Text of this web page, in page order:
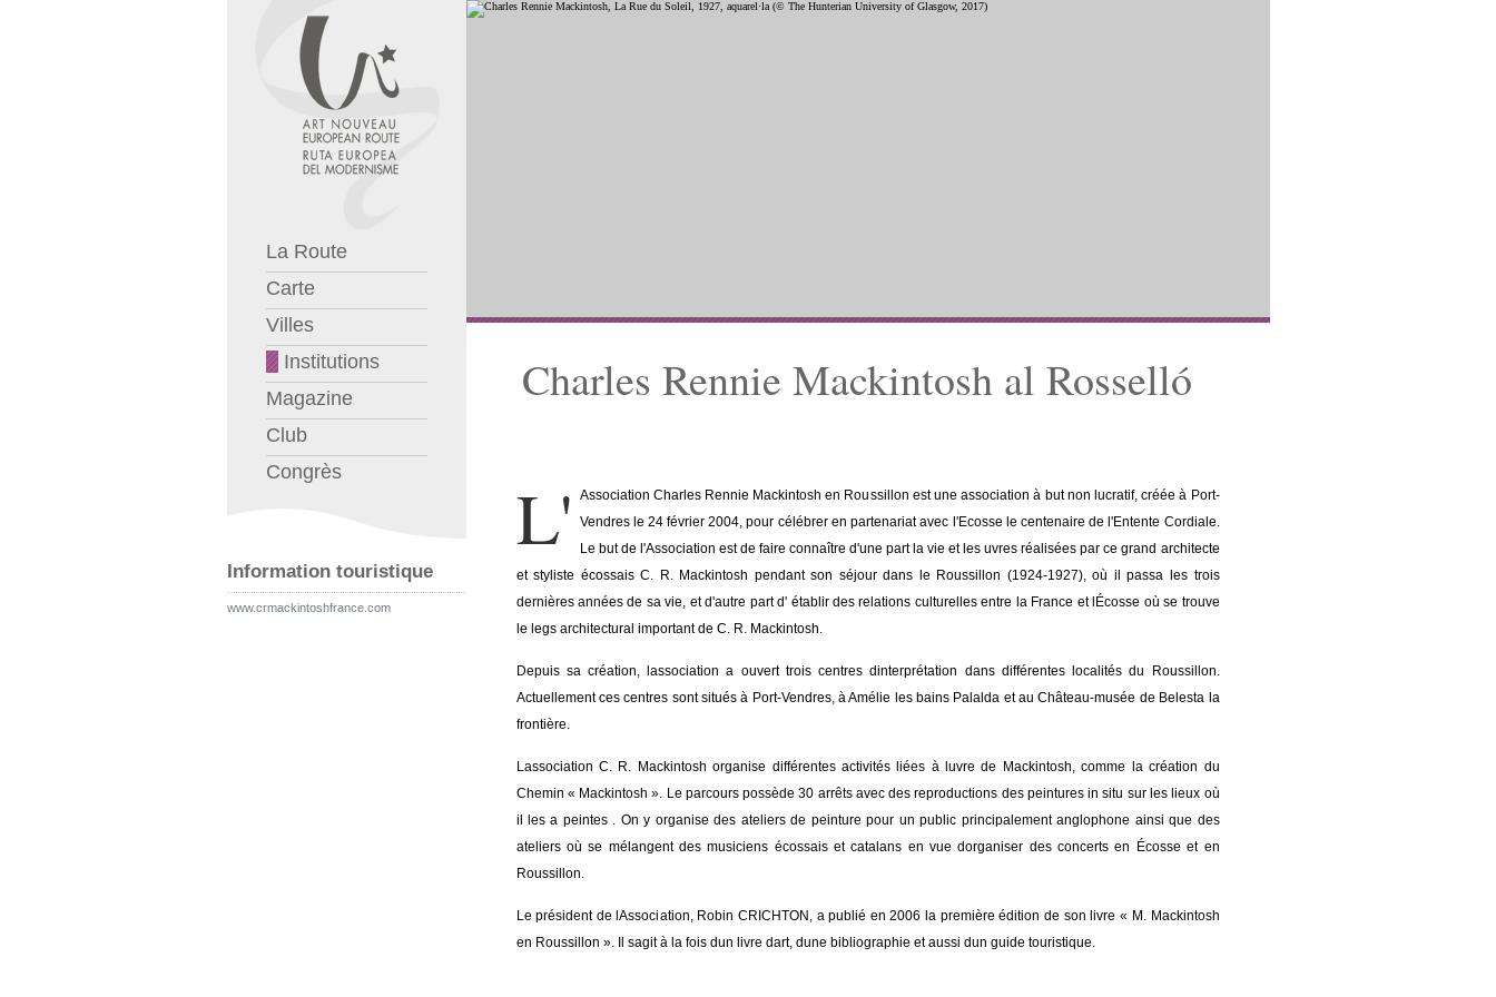
La Route
Carte
Villes
Institutions
Magazine
Club
Congrès
Information touristique
www.crmackintoshfrance.com
Charles Rennie Mackintosh al Rosselló
L'
Association Charles Rennie Mackintosh en Roussillon est une association à but non lucratif, créée à Port-
Vendres le 24 février 2004, pour célébrer en partenariat avec l'Ecosse le centenaire de l'Entente Cordiale.
Le but de l'Association est de faire connaître d'une part la vie et les uvres réalisées par ce grand architecte
et styliste écossais C. R. Mackintosh pendant son séjour dans le Roussillon (1924-1927), où il passa les trois
dernières années de sa vie, et d'autre part d' établir des relations culturelles entre la France et lÉcosse où se trouve
le legs architectural important de C. R. Mackintosh.
Depuis sa création, lassociation a ouvert trois centres dinterprétation dans différentes localités du Roussillon.
Actuellement ces centres sont situés à Port-Vendres, à Amélie les bains Palalda et au Château-musée de Belesta la
frontière.
Lassociation C. R. Mackintosh organise différentes activités liées à luvre de Mackintosh, comme la création du
Chemin « Mackintosh ». Le parcours possède 30 arrêts avec des reproductions des peintures in situ sur les lieux où
il les a peintes . On y organise des ateliers de peinture pour un public principalement anglophone ainsi que des
ateliers où se mélangent des musiciens écossais et catalans en vue dorganiser des concerts en Écosse et en
Roussillon.
Le président de lAssociation, Robin CRICHTON, a publié en 2006 la première édition de son livre « M. Mackintosh
en Roussillon ». Il sagit à la fois dun livre dart, dune bibliographie et aussi dun guide touristique.